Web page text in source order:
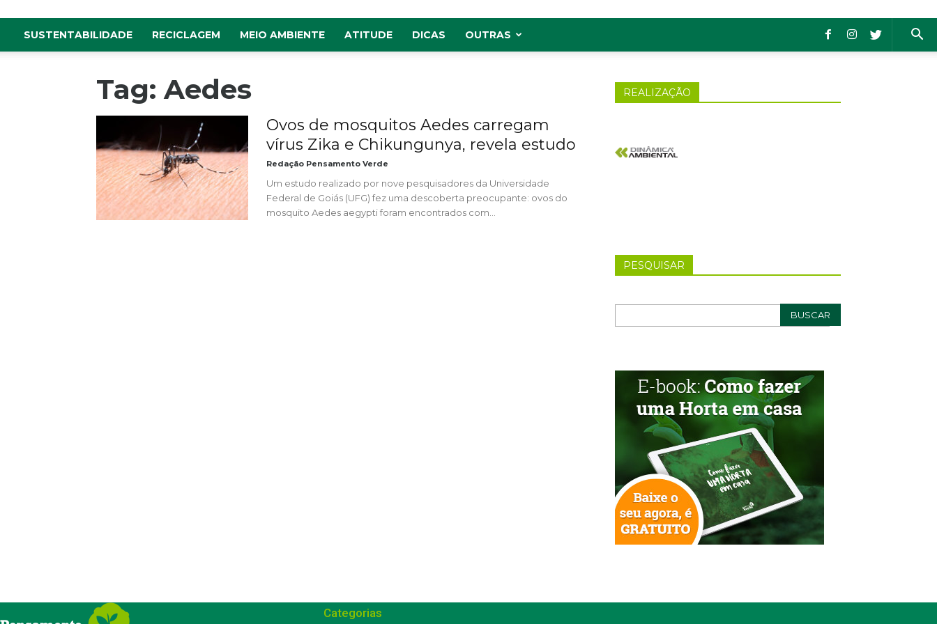
SUSTENTABILIDADE RECICLAGEM MEIO AMBIENTE ATITUDE DICAS OUTRAS
Tag: Aedes
Ovos de mosquitos Aedes carregam
vírus Zika e Chikungunya, revela estudo
Redação Pensamento Verde
Um estudo realizado por nove pesquisadores da Universidade
Federal de Goiás (UFG) fez uma descoberta preocupante: ovos do
mosquito Aedes aegypti foram encontrados com...
REALIZAÇÃO
PESQUISAR
Categorias